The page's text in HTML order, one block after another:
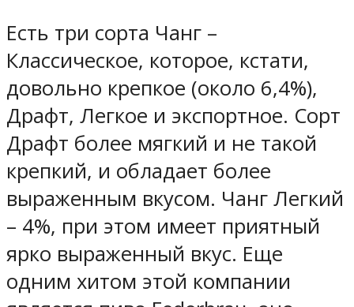
Есть три сорта Чанг –
Классическое, которое, кстати,
довольно крепкое (около 6,4%),
Драфт, Легкое и экспортное. Сорт
Драфт более мягкий и не такой
крепкий, и обладает более
выраженным вкусом. Чанг Легкий
– 4%, при этом имеет приятный
ярко выраженный вкус. Еще
одним хитом этой компании